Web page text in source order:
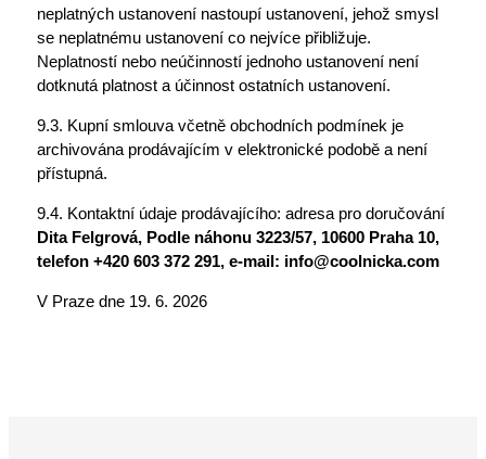
neplatných ustanovení nastoupí ustanovení, jehož smysl
se neplatnému ustanovení co nejvíce přibližuje.
Neplatností nebo neúčinností jednoho ustanovení není
dotknutá platnost a účinnost ostatních ustanovení.
9.3. Kupní smlouva včetně obchodních podmínek je
archivována prodávajícím v elektronické podobě a není
přístupná.
9.4. Kontaktní údaje prodávajícího: adresa pro doručování
Dita Felgrová, Podle náhonu 3223/57, 10600 Praha 10,
telefon +420 603 372 291, e-mail: info@coolnicka.com
V Praze dne 19. 6. 2026